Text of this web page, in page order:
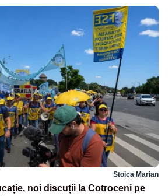
Stoica Marian
noi discuții la Cotroceni pe